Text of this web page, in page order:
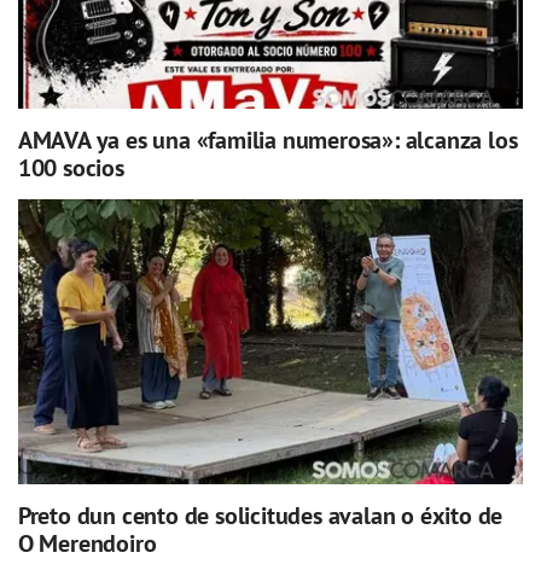
AMAVA ya es una «familia numerosa»: alcanza los
100 socios
Preto dun cento de solicitudes avalan o éxito de
O Merendoiro